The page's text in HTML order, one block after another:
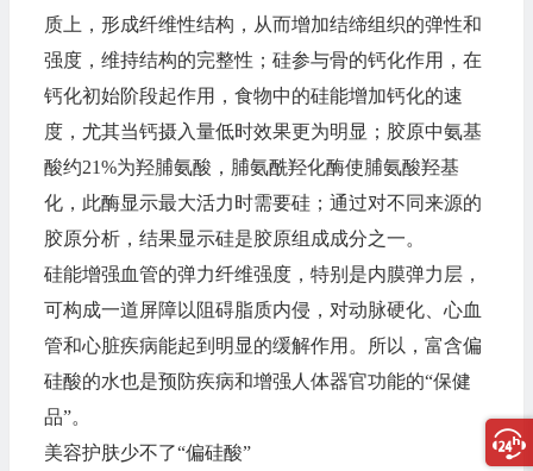
质上，形成纤维性结构，从而增加结缔组织的弹性和
强度，维持结构的完整性；硅参与骨的钙化作用，在
钙化初始阶段起作用，食物中的硅能增加钙化的速
度，尤其当钙摄入量低时效果更为明显；胶原中氨基
酸约21%为羟脯氨酸，脯氨酰羟化酶使脯氨酸羟基
化，此酶显示最大活力时需要硅；通过对不同来源的
胶原分析，结果显示硅是胶原组成成分之一。
硅能增强血管的弹力纤维强度，特别是内膜弹力层，
可构成一道屏障以阻碍脂质内侵，对动脉硬化、心血
管和心脏疾病能起到明显的缓解作用。所以，富含偏
硅酸的水也是预防疾病和增强人体器官功能的“保健
品”。
美容护肤少不了“偏硅酸”